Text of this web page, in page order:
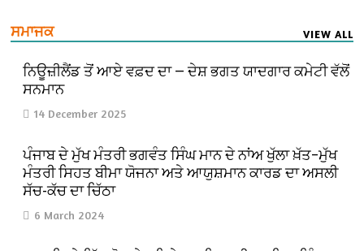
ਸਮਾਜਕ VIEW ALL
ਨਿਊਜ਼ੀਲੈਂਡ ਤੋਂ ਆਏ ਵਫ਼ਦ ਦਾ — ਦੇਸ਼ ਭਗਤ ਯਾਦਗਾਰ ਕਮੇਟੀ ਵੱਲੋਂ
ਸਨਮਾਨ
14 December 2025
ਪੰਜਾਬ ਦੇ ਮੁੱਖ ਮੰਤਰੀ ਭਗਵੰਤ ਸਿੰਘ ਮਾਨ ਦੇ ਨਾਂਅ ਖੁੱਲਾ ਖ਼ੱਤ–ਮੁੱਖ
ਮੰਤਰੀ ਸਿਹਤ ਬੀਮਾ ਯੋਜਨਾ ਅਤੇ ਆਯੁਸ਼ਮਾਨ ਕਾਰਡ ਦਾ ਅਸਲੀ
ਸੱਚ-ਕੱਚ ਦਾ ਚਿੱਠਾ
6 March 2024